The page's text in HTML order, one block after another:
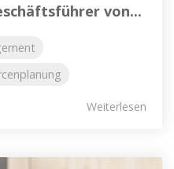
von...
Weiterlesen